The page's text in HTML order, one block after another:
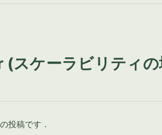
スケーラビリティ
投稿です．